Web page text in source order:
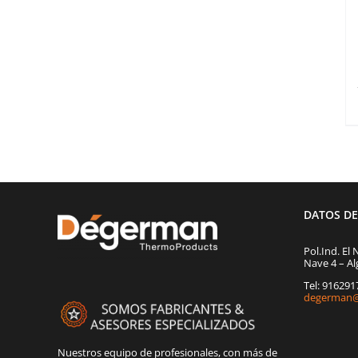
Nuestros equipo de profesionales, con más de
DATOS
Pol.Ind. El
Nave 4 –
Tel: